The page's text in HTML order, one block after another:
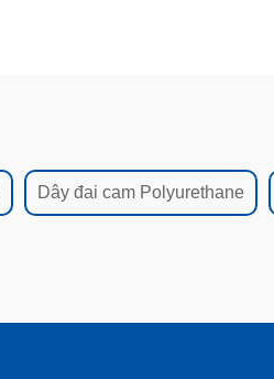
Dây đai cam Polyurethane